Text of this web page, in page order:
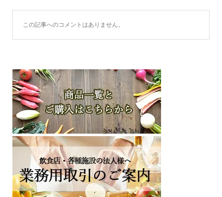
この記事へのコメントはありません。